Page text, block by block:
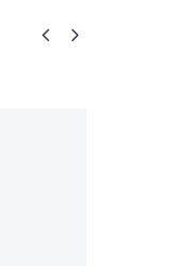
 